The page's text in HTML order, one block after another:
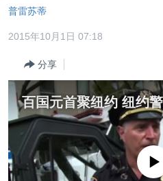
转
内
导
跳
转
台湾
港澳
国际
最新国际新闻
印太
中东
欧洲
分类新闻
经济·金融·贸易
人权·法律·宗教
科教·文娱·体健
美中关系
热点专题
白宫要闻
VOA视频
普雷苏蒂
2015年10月1日 07:18
分享
百国元首聚纽约 纽约
没有媒体